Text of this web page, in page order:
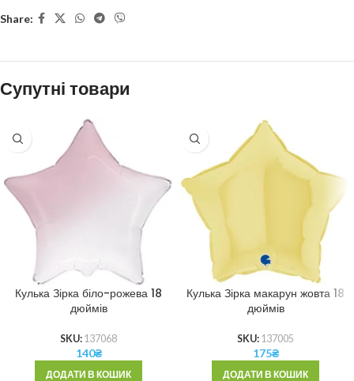
Share:
Супутні товари
Кулька Зірка біло-рожева 18
дюймів
SKU: 137068
140₴
ДОДАТИ В КОШИК
Кулька Зірка макарун жовта 18
дюймів
SKU: 137005
175₴
ДОДАТИ В КОШИК